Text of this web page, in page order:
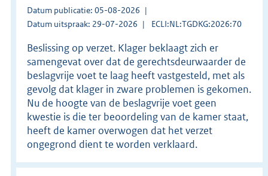
Datum publicatie: 05-08-2026
Datum uitspraak: 29-07-2026
ECLI:NL:TGDKG:2026:70
Beslissing op verzet. Klager beklaagt zich er
samengevat over dat de gerechtsdeurwaarder de
beslagvrije voet te laag heeft vastgesteld, met als
gevolg dat klager in zware problemen is gekomen.
Nu de hoogte van de beslagvrije voet geen
kwestie is die ter beoordeling van de kamer staat,
heeft de kamer overwogen dat het verzet
ongegrond dient te worden verklaard.